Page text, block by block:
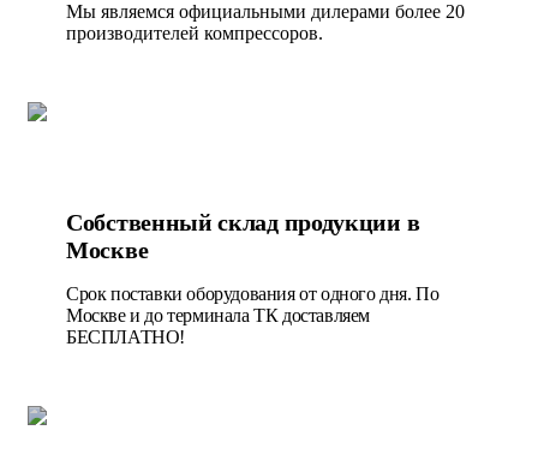
Мы являемся официальными дилерами более 20
производителей компрессоров.
Собственный склад продукции в
Москве
Срок поставки оборудования от одного дня. По
Москве и до терминала ТК доставляем
БЕСПЛАТНО!